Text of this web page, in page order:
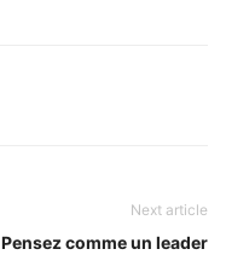
Next article
Pensez comme un leader